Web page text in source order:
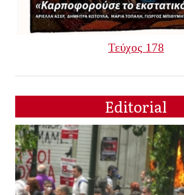
Τεύχος 178
Editorial